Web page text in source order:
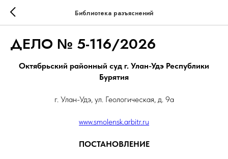
Библиотека разъяснений
ДЕЛО № 5-116/2026
Октябрьский районный суд г. Улан-Удэ Республики
Бурятия
г. Улан-Удэ, ул. Геологическая, д. 9а
www.smolensk.arbitr.ru
ПОСТАНОВЛЕНИЕ